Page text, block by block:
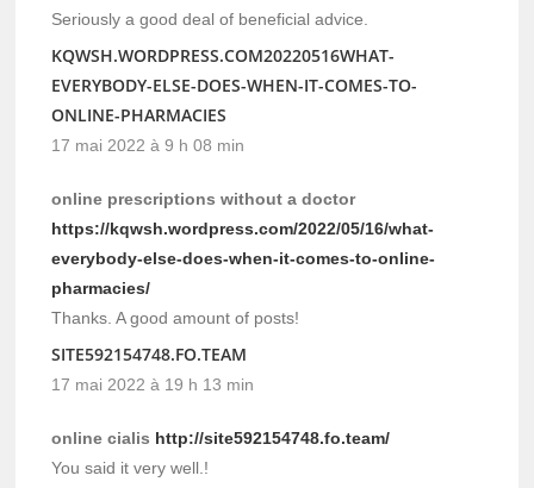
Seriously a good deal of beneficial advice.
KQWSH.WORDPRESS.COM20220516WHAT-
EVERYBODY-ELSE-DOES-WHEN-IT-COMES-TO-
ONLINE-PHARMACIES
17 mai 2022 à 9 h 08 min
online prescriptions without a doctor
https://kqwsh.wordpress.com/2022/05/16/what-
everybody-else-does-when-it-comes-to-online-
pharmacies/
Thanks. A good amount of posts!
SITE592154748.FO.TEAM
17 mai 2022 à 19 h 13 min
online cialis http://site592154748.fo.team/
You said it very well.!